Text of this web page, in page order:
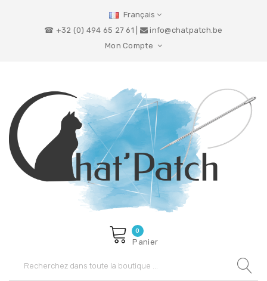
Français
☎ +32 (0) 494 65 27 61 |
info@chatpatch.be
Mon Compte
Panier
0